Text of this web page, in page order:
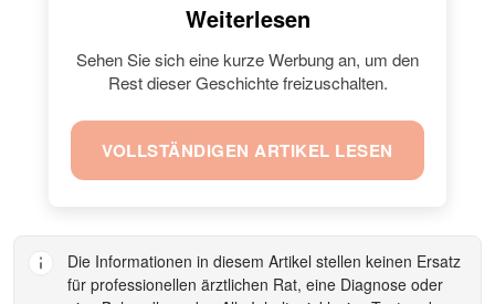
Weiterlesen
Sehen Sie sich eine kurze Werbung an, um den
Rest dieser Geschichte freizuschalten.
VOLLSTÄNDIGEN ARTIKEL LESEN
Die Informationen in diesem Artikel stellen keinen Ersatz
für professionellen ärztlichen Rat, eine Diagnose oder